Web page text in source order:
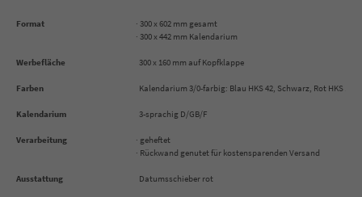
Format
· 300 x 602 mm gesamt
· 300 x 442 mm Kalendarium
Werbefläche 300 x 160 mm auf Kopfklappe
Farben Kalendarium 3/0-farbig: Blau HKS 42, Schwarz, Rot HKS 13
Kalendarium 3-sprachig D/GB/F
Verarbeitung
· geheftet
· Rückwand genutet für kostensparenden Versand
Ausstattung Datumsschieber rot